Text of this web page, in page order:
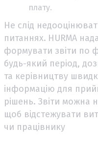
плату.
Не слід
питаннях. HURMA
формувати звіти по
будь-який період,
та керівництву
інформацію для
рішень. Звіти можна
щоб відстежувати
чи працівнику